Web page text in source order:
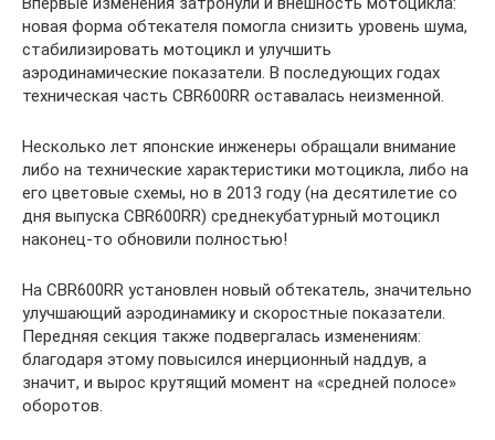
новая форма обтекателя помогла снизить уровень шума,
стабилизировать мотоцикл и улучшить
аэродинамические показатели. В последующих годах
техническая часть CBR600RR оставалась неизменной.
Несколько лет японские инженеры обращали внимание
либо на технические характеристики мотоцикла, либо на
его цветовые схемы, но в 2013 году (на десятилетие со
дня выпуска CBR600RR) среднекубатурный мотоцикл
наконец-то обновили полностью!
На CBR600RR установлен новый обтекатель, значительно
улучшающий аэродинамику и скоростные показатели.
Передняя секция также подвергалась изменениям:
благодаря этому повысился инерционный наддув, а
значит, и вырос крутящий момент на «средней полосе»
оборотов.